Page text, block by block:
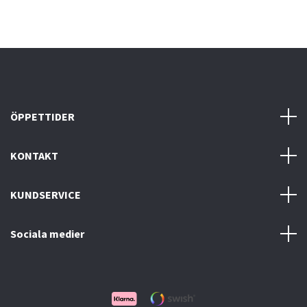
ÖPPETTIDER
KONTAKT
KUNDSERVICE
Sociala medier